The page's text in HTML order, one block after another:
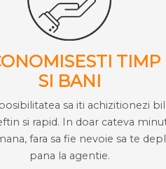
TIMP
SI BANI
sa iti achizitionezi
si rapid. In doar cateva
fara sa fie nevoie sa te
pana la agentie.